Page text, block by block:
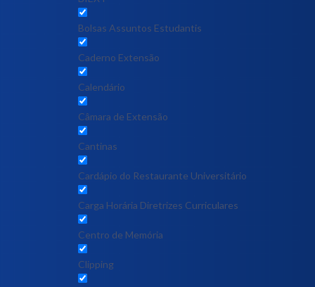
Bolsas Assuntos Estudantis
Caderno Extensão
Calendário
Câmara de Extensão
Cantinas
Cardápio do Restaurante Universitário
Carga Horária Diretrizes Curriculares
Centro de Memória
Clipping